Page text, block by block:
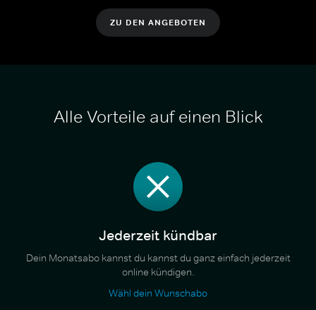
ZU DEN ANGEBOTEN
Alle Vorteile auf einen Blick
Jederzeit kündbar
Dein Monatsabo kannst du kannst du ganz einfach jederzeit
online kündigen.
Wähl dein Wunschabo